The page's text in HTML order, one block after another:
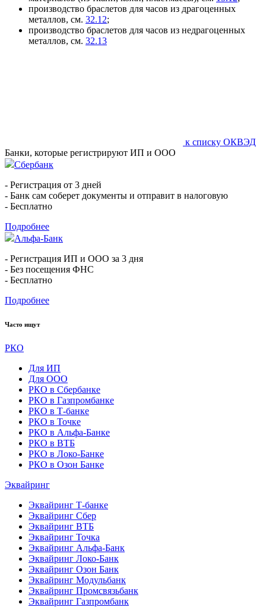
производство браслетов для часов из драгоценных
металлов, см. 32.12;
производство браслетов для часов из недрагоценных
металлов, см. 32.13
к списку ОКВЭД
Банки, которые регистрируют ИП и ООО
Сбербанк
- Регистрация от 3 дней
- Банк сам соберет документы и отправит в налоговую
- Бесплатно
Подробнее
Альфа-Банк
- Регистрация ИП и ООО за 3 дня
- Без посещения ФНС
- Бесплатно
Подробнее
Часто ищут
РКО
Для ИП
Для ООО
РКО в Сбербанке
РКО в Газпромбанке
РКО в Т-банке
РКО в Точке
РКО в Альфа-Банке
РКО в ВТБ
РКО в Локо-Банке
РКО в Озон Банке
Эквайринг
Эквайринг Т-банке
Эквайринг Сбер
Эквайринг ВТБ
Эквайринг Точка
Эквайринг Альфа-Банк
Эквайринг Локо-Банк
Эквайринг Озон Банк
Эквайринг Модульбанк
Эквайринг Промсвязьбанк
Эквайринг Газпромбанк